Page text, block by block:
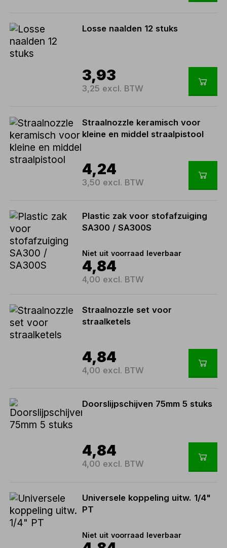
Losse naalden 12 stuks
3,93
3,25 excl. BTW
Straalnozzle keramisch voor
kleine en middel straalpistool
4,24
3,50 excl. BTW
Plastic zak voor stofafzuiging
SA300 / SA300S
Niet uit voorraad leverbaar
4,84
4,00 excl. BTW
Straalnozzle set voor
straalketels
4,84
4,00 excl. BTW
Doorslijpschijven 75mm 5 stuks
4,84
4,00 excl. BTW
Universele koppeling uitw. 1/4"
PT
Niet uit voorraad leverbaar